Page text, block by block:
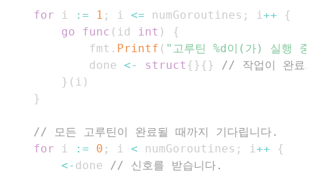
for i := 1 ; i <= numGoroutines ; i ++
{
go
func ( id int )
{
            fmt
. Printf ( "고루틴 %d이(가) 실행
            done
<- struct { } { }
// 작업이 완료
} ( i )
}
// 모든 고루틴이 완료될 때까지 기다립니다.
for i := 0 ; i < numGoroutines ; i ++
{
<- done
// 신호를 받습니다.